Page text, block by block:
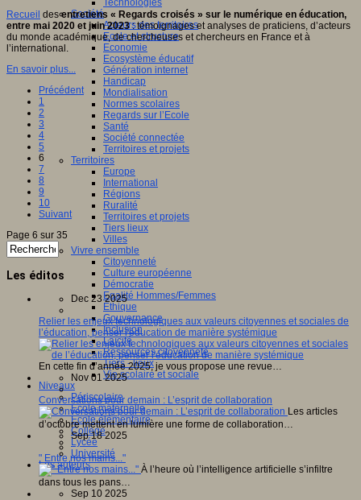
Technologies
Société
Acteurs des territoires
Ecole et structure
Economie
Ecosystème éducatif
Génération internet
Handicap
Mondialisation
Normes scolaires
Regards sur l’Ecole
Santé
Société connectée
Territoires et projets
Territoires
Europe
International
Régions
Ruralité
Territoires et projets
Tiers lieux
Villes
Vivre ensemble
Citoyenneté
Culture européenne
Démocratie
Egalité Hommes/Femmes
Ethique
Gouvernance
Inclusion
Laïcité
Ressources citoyenneté
Tiers - lieux
Vie scolaire et sociale
Niveaux
Périscolaire
Ecole maternelle
Ecole élémentaire
Collège
Lycée
Université
Les auteurs
Recueil desentretiens « Regards croisés » sur le numérique en éducation,
entre mai 2020 et juin 2023: témoignages et analyses de praticiens, d’acteurs
du monde académique, de chercheuses et chercheurs en France et à
l’international.
En savoir plus...
Précédent
1
2
3
4
5
6
7
8
9
10
Suivant
Page 6 sur 35
Les éditos
Dec 23 2025
Relier les enjeux technologiques aux valeurs citoyennes et sociales de
l’éducation, penser l'éducation de manière systémique
En cette fin d’année 2025, je vous propose une revue…
Nov 01 2025
Conversations pour demain : L’esprit de collaboration
Les articles
d’octobre mettent en lumière une forme de collaboration…
Sep 18 2025
" Entre nos mains..."
À l’heure où l’intelligence artificielle s’infiltre
dans tous les pans…
Sep 10 2025